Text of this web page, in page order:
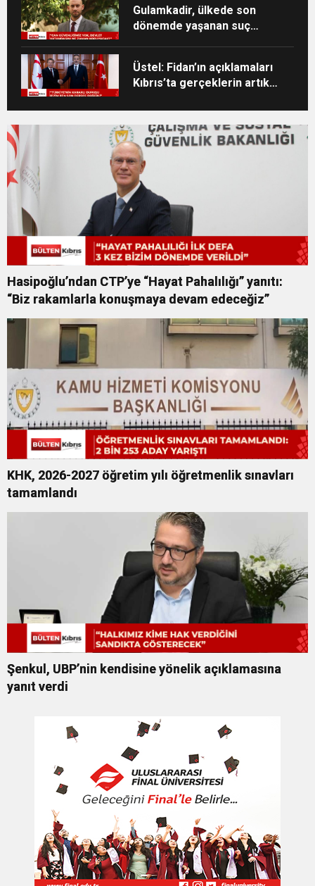
Gulamkadir, ülkede son
dönemde yaşanan suç
Üstel: Fidan’ın açıklamaları
Kıbrıs’ta gerçeklerin artık
ortaya koydu
Hasipoğlu’ndan CTP’ye “Hayat Pahalılığı” yanıtı:
“Biz rakamlarla konuşmaya devam edeceğiz”
KHK, 2026-2027 öğretim yılı öğretmenlik sınavları
tamamlandı
Şenkul, UBP’nin kendisine yönelik açıklamasına
yanıt verdi